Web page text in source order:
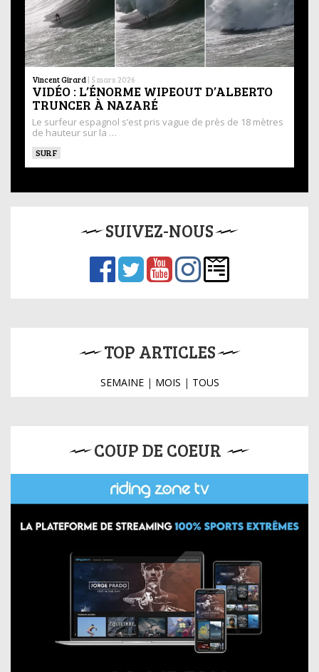
Vincent Girard | 5 mars 2026
VIDÉO : L’ÉNORME WIPEOUT D’ALBERTO
TRUNCER À NAZARÉ
Le surfeur espagnol s’est pris vague de près de 18 mètres
de hauteur sur la …
SURF
SUIVEZ-NOUS
TOP ARTICLES
SEMAINE| MOIS | TOUS
COUP DE COEUR